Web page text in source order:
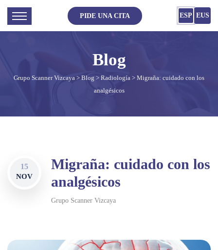
PIDE UNA CITA ESP EUS
Grupo Scanner Vizcaya > Blog > Radiología > Migraña: cuidado con los
analgésicos
15
NOV
Migraña: cuidado con los
analgésicos
Grupo Scanner Vizcaya